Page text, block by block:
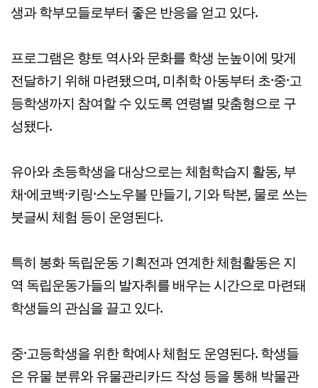
생과 학부모들로부터 좋은 반응을 얻고 있다.
프로그램은 향토 역사와 문화를 학생 눈높이에 맞게
전달하기 위해 마련됐으며, 미취학 아동부터 초·중·고
등학생까지 참여할 수 있도록 연령별 맞춤형으로 구
성됐다.
유아와 초등학생을 대상으로는 체험학습지 활동, 부
채·에코백·키링·스노우볼 만들기, 기와 탁본, 물로 쓰는
붓글씨 체험 등이 운영된다.
특히 봉화 독립운동 기획전과 연계한 체험활동은 지
역 독립운동가들의 발자취를 배우는 시간으로 마련돼
학생들의 관심을 끌고 있다.
중·고등학생을 위한 학예사 체험도 운영된다. 학생들
은 유물 분류와 유물관리카드 작성 등을 통해 박물관